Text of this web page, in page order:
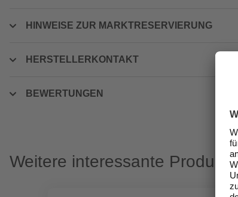
HINWEISE ZUR MARKTRESERVIERUNG
HERSTELLERKONTAKT
BEWERTUNGEN
Weitere interessante Produkte